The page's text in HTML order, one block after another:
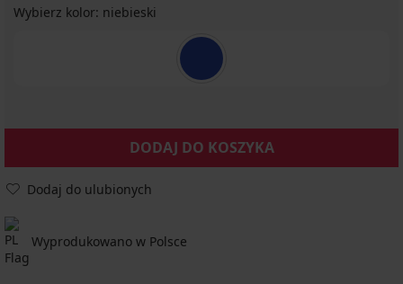
Wybierz kolor: niebieski
DODAJ DO KOSZYKA
Dodaj do ulubionych
Wyprodukowano w Polsce